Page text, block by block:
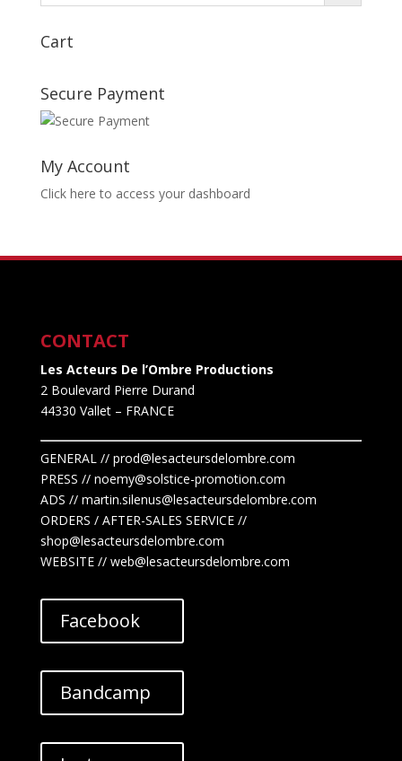
Cart
Secure Payment
My Account
Click here to access your dashboard
CONTACT
Les Acteurs De l’Ombre Productions
2 Boulevard Pierre Durand
44330 Vallet– FRANCE
GENERAL // prod@lesacteursdelombre.com
PRESS // noemy@solstice-promotion.com
ADS // martin.silenus@lesacteursdelombre.com
ORDERS / AFTER-SALES SERVICE //
shop@lesacteursdelombre.com
WEBSITE // web@lesacteursdelombre.com
Facebook
Bandcamp